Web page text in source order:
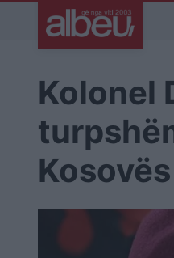
Kolonel